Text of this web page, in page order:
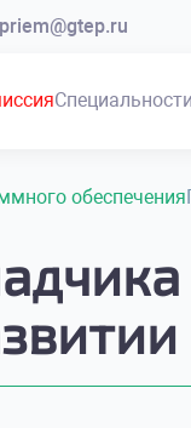
priem@gtep.ru
Специальности
обеспечения